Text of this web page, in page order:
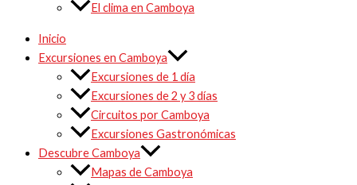
El clima en Camboya
Inicio
Excursiones en Camboya
Excursiones de 1 día
Excursiones de 2 y 3 días
Circuitos por Camboya
Excursiones Gastronómicas
Descubre Camboya
Mapas de Camboya